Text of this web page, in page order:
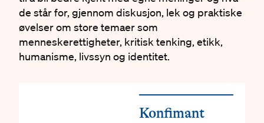
de står for, gjennom diskusjon, lek og praktiske
øvelser om store temaer som
menneskerettigheter, kritisk tenking, etikk,
humanisme, livssyn og identitet.
Konfimant